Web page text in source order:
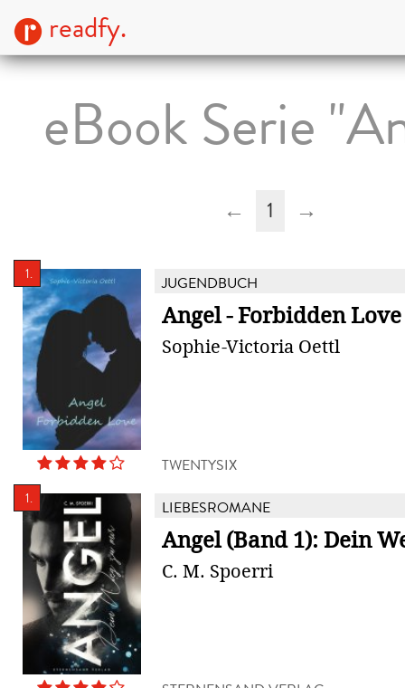
readfy.
eBook Serie
← 1 →
1. JUGENDBUCH
Angel - Forbidden Love
Sophie-Victoria Oettl
TWENTYSIX
1. LIEBESROMANE
Angel (Band 1): Dein
C. M. Spoerri